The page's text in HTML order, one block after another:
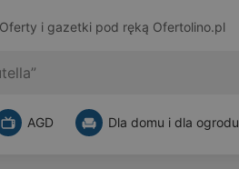
Oferty i gazetki pod ręką Ofertolino.pl
AGD Dla domu i dla ogrodu